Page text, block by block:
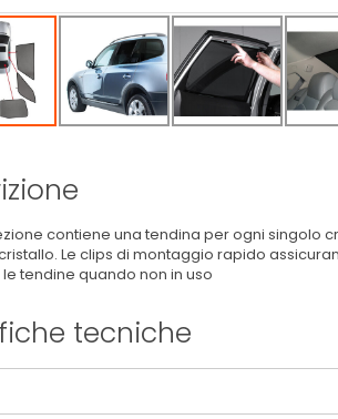
contiene una tendina per ogni singolo
Le clips di montaggio rapido
tendine quando non in uso
tecniche